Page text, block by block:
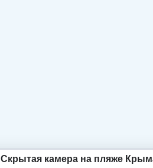
Скрытая камера на пляже